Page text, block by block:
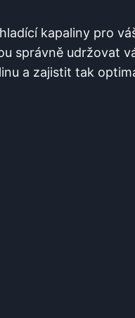
kapaliny pro
správně udržovat
a zajistit tak